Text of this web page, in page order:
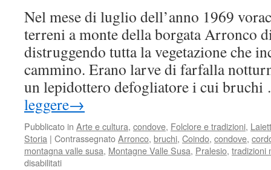
Nel mese di luglio dell’anno 1969
terreni a monte della borgata Arronco
distruggendo tutta la vegetazione che
cammino. Erano larve di farfalla
un lepidottero defogliatore i cui
leggere→
Pubblicato in Arte e cultura, condove, Folclore e tradizioni,
Storia | ContrassegnatoArronco, bruchi, Coindo, condove,
montagna valle susa, Montagne Valle Susa, Pralesio, tradizioni
disabilitatisu